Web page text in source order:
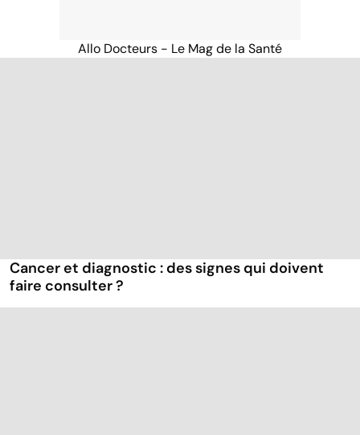
Allo Docteurs - Le Mag de la Santé
Cancer et diagnostic : des signes qui doivent
faire consulter ?